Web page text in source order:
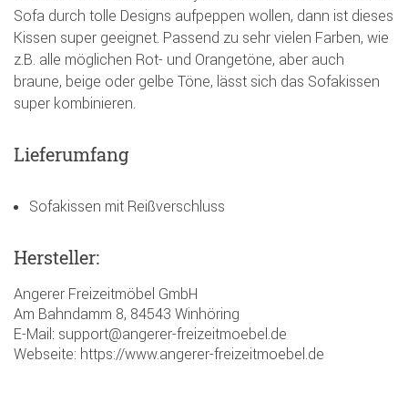
Sofa durch tolle Designs aufpeppen wollen, dann ist dieses
Kissen super geeignet. Passend zu sehr vielen Farben, wie
z.B. alle möglichen Rot- und Orangetöne, aber auch
braune, beige oder gelbe Töne, lässt sich das Sofakissen
super kombinieren.
Lieferumfang
Sofakissen mit Reißverschluss
Hersteller:
Angerer Freizeitmöbel GmbH
Am Bahndamm 8, 84543 Winhöring
E-Mail: support@angerer-freizeitmoebel.de
Webseite: https://www.angerer-freizeitmoebel.de